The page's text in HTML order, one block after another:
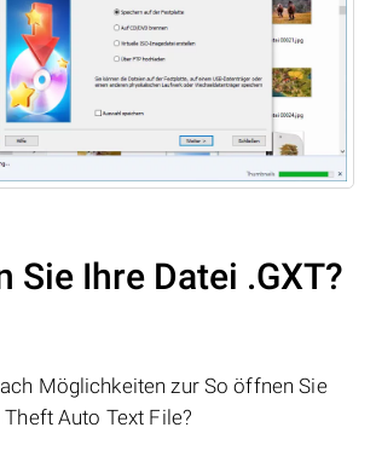
Sie Ihre Datei .GXT?
Möglichkeiten zur So öffnen Sie
Auto Text File?